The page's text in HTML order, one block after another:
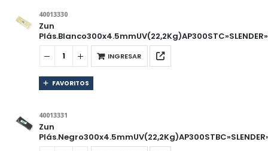
40013330
Zun
INGRESAR
FAVORITOS
40013331
Zun